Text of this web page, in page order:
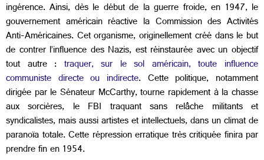
ingérence. Ainsi, dès le début de la guerre froide, en 1947, le
gouvernement américain réactive la Commission des Activités
Anti-Américaines. Cet organisme, originellement créé dans le but
de contrer l’influence des Nazis, est réinstaurée avec un objectif
tout autre : traquer, sur le sol américain, toute influence
communiste directe ou indirecte. Cette politique, notamment
dirigée par le Sénateur McCarthy, tourne rapidement à la chasse
aux sorcières, le FBI traquant sans relâche militants et
syndicalistes, mais aussi artistes et intellectuels, dans un climat de
paranoïa totale. Cette répression erratique très critiquée finira par
prendre fin en 1954.